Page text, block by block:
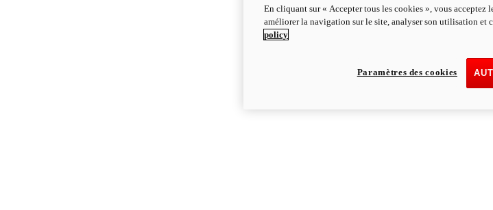
En cliquant sur « Accepter tous les cookies », vous acceptez
améliorer la navigation sur le site, analyser son utilisation et
policy
Paramètres des cookies